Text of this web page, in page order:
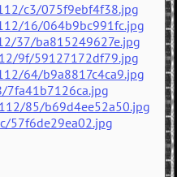
c3/075f9ebf4f38.jpg
16/064b9bc991fc.jpg
37/ba815249627e.jpg
9f/59127172df79.jpg
64/b9a8817c4ca9.jpg
85/b69d4ee52a50.jpg
57f6de29ea02.jpg